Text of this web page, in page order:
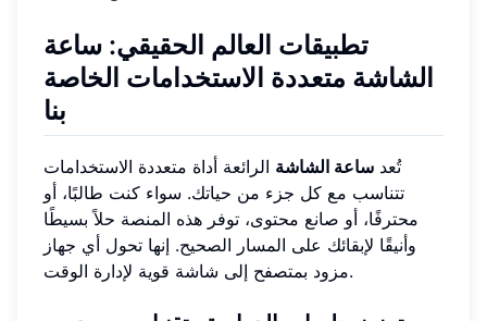
تطبيقات العالم الحقيقي: ساعة
الشاشة متعددة الاستخدامات الخاصة
بنا
تُعد ساعة الشاشة الرائعة أداة متعددة الاستخدامات
تتناسب مع كل جزء من حياتك. سواء كنت طالبًا، أو
محترفًا، أو صانع محتوى، توفر هذه المنصة حلاً بسيطًا
وأنيقًا لإبقائك على المسار الصحيح. إنها تحول أي جهاز
مزود بمتصفح إلى شاشة قوية لإدارة الوقت.